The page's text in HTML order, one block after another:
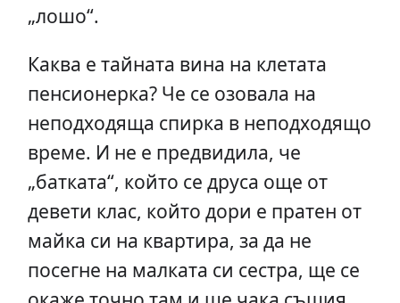
„лошо“.
Каква е тайната вина на клетата
пенсионерка? Че се озовала на
неподходяща спирка в неподходящо
време. И не е предвидила, че
„батката“, който се друса още от
девети клас, който дори е пратен от
майка си на квартира, за да не
посегне на малката си сестра, ще се